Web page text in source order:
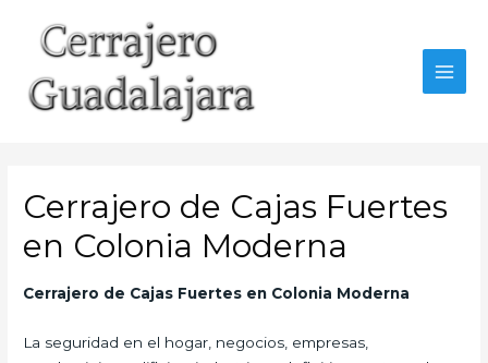
contenido
Cerrajero de Cajas Fuertes
en Colonia Moderna
Cerrajero de Cajas Fuertes en Colonia Moderna
La seguridad en el hogar, negocios, empresas,